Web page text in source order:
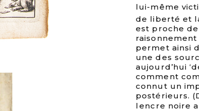
lui-même
de liberté et
est proche
permet ainsi
une des
aujourd’hui
comment
connut un
postérieurs.
lencre noire